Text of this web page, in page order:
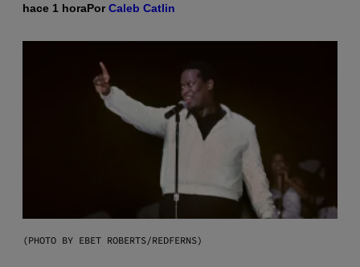
hace 1 horaPorCaleb Catlin
(PHOTO BY EBET ROBERTS/REDFERNS)